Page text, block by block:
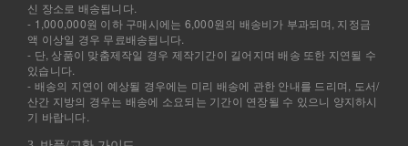
신 장소로 배송됩니다.
- 1,000,000원 이하 구매시에는 6,000원의 배송비가 부과되며, 지정금
액 이상일 경우 무료배송됩니다.
- 단, 상품이 맞춤제작일 경우 제작기간이 길어지며 배송 또한 지연될 수
있습니다.
- 배송의 지연이 예상될 경우에는 미리 배송에 관한 안내를 드리며, 도서/
산간 지방의 경우는 배송에 소요되는 기간이 연장될 수 있으니 양지하시
기 바랍니다.